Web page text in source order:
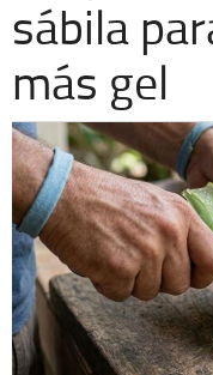
Economía
Espectáculos
Extra +
sábila
más gel